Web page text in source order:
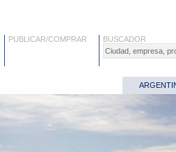
PUBLICAR/COMPRAR BUSCADOR